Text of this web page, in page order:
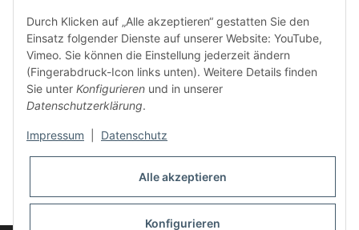
Neben dem Onlineshop haben wir ein Ladengeschäft in Hütten:
Frontline Games
Färbereiweg 3A
24358 Hütten
Oder mit Terminvereinbarung
info@frontlinegames.de
Durch Klicken auf „Alle akzeptieren“ gestatten Sie den
Einsatz folgender Dienste auf unserer Website: YouTube,
Vimeo. Sie können die Einstellung jederzeit ändern
(Fingerabdruck-Icon links unten). Weitere Details finden
Sie unter Konfigurieren und in unserer
Datenschutzerklärung.
Impressum Datenschutz
Alle akzeptieren
Konfigurieren